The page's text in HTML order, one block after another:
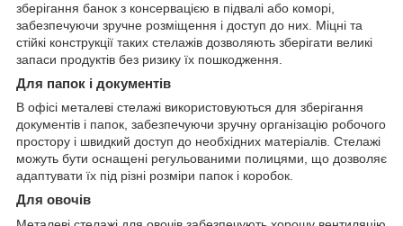
зберігання банок з консервацією в підвалі або коморі,
забезпечуючи зручне розміщення і доступ до них. Міцні та
стійкі конструкції таких стелажів дозволяють зберігати великі
запаси продуктів без ризику їх пошкодження.
Для папок і документів
В офісі металеві стелажі використовуються для зберігання
документів і папок, забезпечуючи зручну організацію робочого
простору і швидкий доступ до необхідних матеріалів. Стелажі
можуть бути оснащені регульованими полицями, що дозволяє
адаптувати їх під різні розміри папок і коробок.
Для овочів